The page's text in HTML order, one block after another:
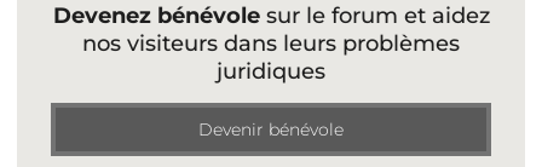
Devenez bénévolesur le forum et aidez
nos visiteurs dans leurs problèmes
juridiques
Devenir bénévole